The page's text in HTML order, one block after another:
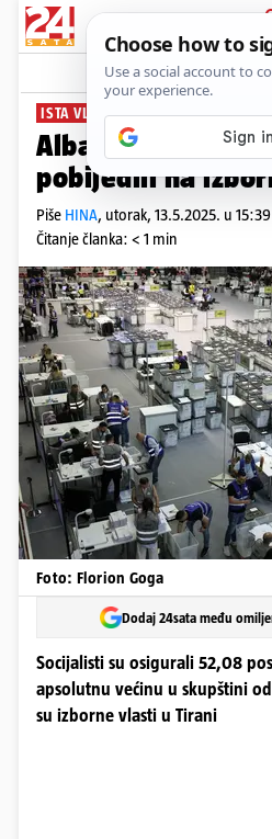
News
ISTA VLAST
Albanski
pobijedili na
Piše HINA, utorak, 13.5.2025. u 15:39
Čitanje članka: < 1 min
Foto: Florion Goga
Dodaj 24sata među
Socijalisti su osigurali 52,08
apsolutnu većinu u skupštini
su izborne vlasti u Tirani